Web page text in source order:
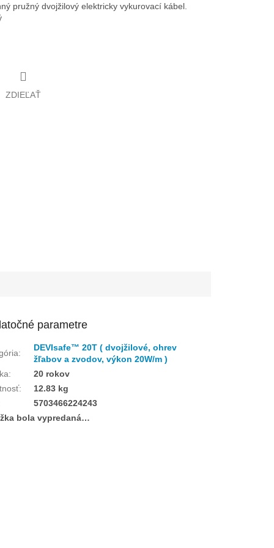
pružný dvojžilový elektricky vykurovací kábel.
ZDIEĽAŤ
parametre
:
DEVIsafe™ 20T ( dvojžilové, ohrev
žľabov a zvodov, výkon 20W/m )
:
20 rokov
:
12.83 kg
5703466224243
bola vypredaná…